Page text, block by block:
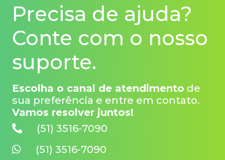
Precisa de ajuda?
Conte com o nosso
suporte.
Escolha o canal de atendimento de
sua preferência e entre em contato.
Vamos resolver juntos!
(51) 3516-7090
(51) 3516-7090